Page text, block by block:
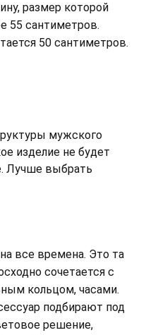
размер которой
55 сантиметров.
50 сантиметров.
мужского
изделие не будет
Лучше выбрать
все времена. Это та
сочетается с
кольцом, часами.
подбирают под
решение,